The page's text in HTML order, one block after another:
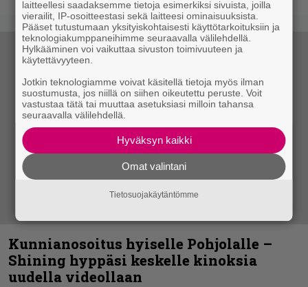
Kunnianosoitus hyiselle Pohjolalle –
Shining hyppäsi keskelle kinoksia
uudella videollaan
laitteellesi saadaksemme tietoja esimerkiksi sivuista, joilla
vierailit, IP-osoitteestasi sekä laitteesi ominaisuuksista.
Pääset tutustumaan yksityiskohtaisesti käyttötarkoituksiin ja
teknologiakumppaneihimme seuraavalla välilehdellä.
Hylkääminen voi vaikuttaa sivuston toimivuuteen ja
käytettävyyteen.
Jotkin teknologiamme voivat käsitellä tietoja myös ilman
suostumusta, jos niillä on siihen oikeutettu peruste. Voit
vastustaa tätä tai muuttaa asetuksiasi milloin tahansa
seuraavalla välilehdellä.
Hyväksyn kaikki
Omat valintani
Tietosuojakäytäntömme